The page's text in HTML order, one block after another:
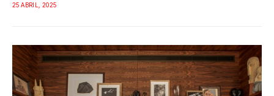
25 ABRIL, 2025